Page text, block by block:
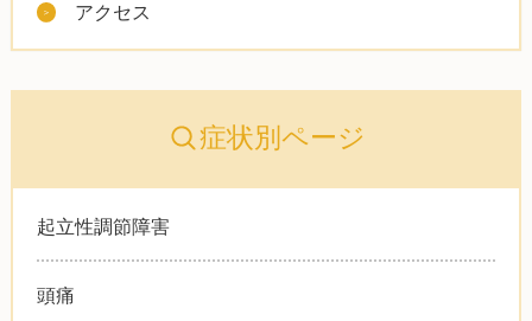
アクセス
症状別ページ
起立性調節障害
頭痛